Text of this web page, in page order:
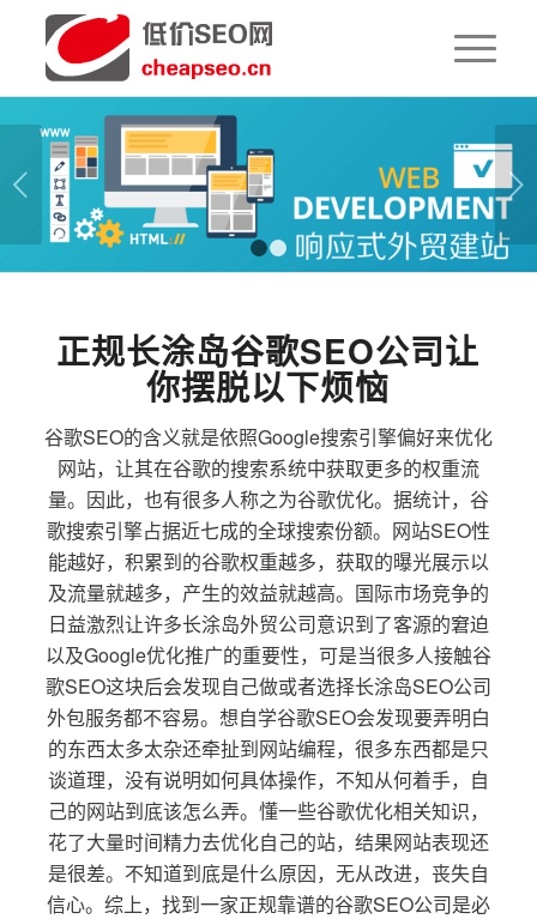
下一页
1 2
正规长涂岛谷歌SEO公司让
你摆脱以下烦恼
谷歌SEO的含义就是依照Google搜索引擎偏好来优化
网站，让其在谷歌的搜索系统中获取更多的权重流
量。因此，也有很多人称之为谷歌优化。据统计，谷
歌搜索引擎占据近七成的全球搜索份额。网站SEO性
能越好，积累到的谷歌权重越多，获取的曝光展示以
及流量就越多，产生的效益就越高。国际市场竞争的
日益激烈让许多长涂岛外贸公司意识到了客源的窘迫
以及Google优化推广的重要性，可是当很多人接触谷
歌SEO这块后会发现自己做或者选择长涂岛SEO公司
外包服务都不容易。想自学谷歌SEO会发现要弄明白
的东西太多太杂还牵扯到网站编程，很多东西都是只
谈道理，没有说明如何具体操作，不知从何着手，自
己的网站到底该怎么弄。懂一些谷歌优化相关知识，
花了大量时间精力去优化自己的站，结果网站表现还
是很差。不知道到底是什么原因，无从改进，丧失自
信心。综上，找到一家正规靠谱的谷歌SEO公司是必